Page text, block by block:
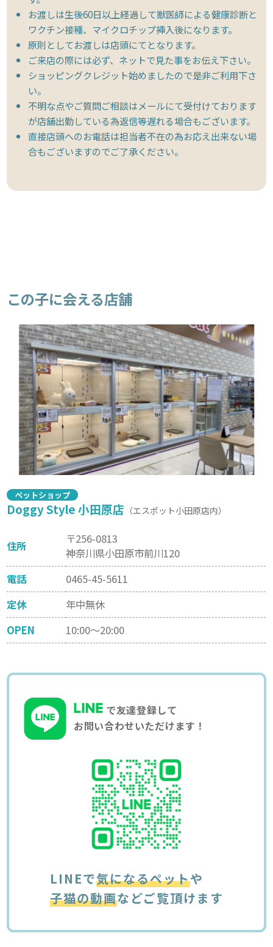
お渡しは生後60日以上経過して獣医師による健康診断と
ワクチン接種、マイクロチップ挿入後になります。
原則としてお渡しは店頭にてとなります。
ご来店の際には必ず、ネットで見た事をお伝え下さい。
ショッピングクレジット始めましたので是非ご利用下さ
い。
不明な点やご質問ご相談はメールにて受付けております
が店舗出勤している為返信等遅れる場合もございます。
直接店頭へのお電話は担当者不在の為お応え出来ない場
合もございますのでご了承ください。
この子に会える店舗
ペットショップ
Doggy Style 小田原店 （エスポット小田原店内）
住所
〒256-0813
神奈川県小田原市前川120
電話
0465-45-5611
定休
年中無休
OPEN
10:00～20:00
で友達登録して
お問い合わせいただけます！
LINEで気になるペットや
子猫の動画などご覧頂けます